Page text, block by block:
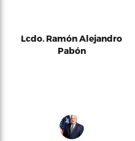
Lcdo. Ramón Alejandro
Pabón